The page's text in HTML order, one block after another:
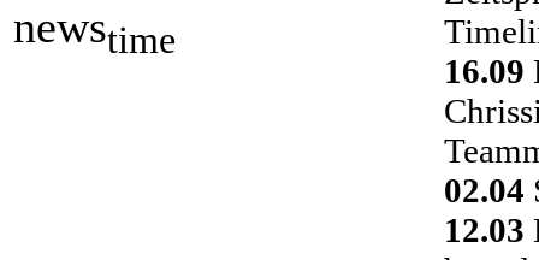
newstime
16.09
02.04
12.03